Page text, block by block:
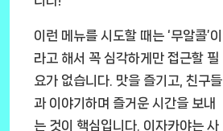
이런 메뉴를 시도할 때는 ‘무알콜’이
라고 해서 꼭 심각하게만 접근할 필
요가 없습니다. 맛을 즐기고, 친구들
과 이야기하며 즐거운 시간을 보내
는 것이 핵심입니다. 이자카야는 사